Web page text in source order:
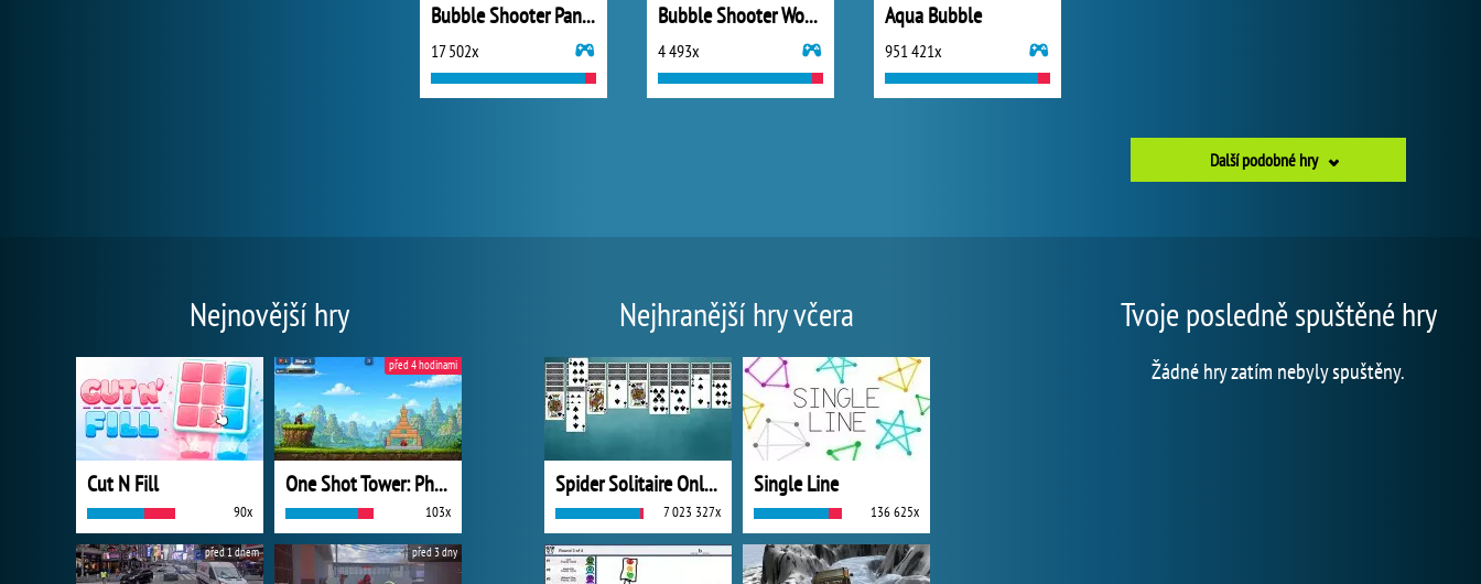
Bubble Shooter Panda Blast
17 502x
Bubble Shooter Wonders of Egypt
4 493x
Aqua Bubble
951 421x
Další podobné hry
Nejnovější hry
Cut N Fill
90x
One Shot Tower: Physics Destroyer
103x
před 4 hodinami
před 1 dnem před 3 dny
Nejhranější hry včera
Spider Solitaire Online
7 023 327x
Single Line
136 625x
Tvoje posledně spuštěné hry
Žádné hry zatím nebyly spuštěny.